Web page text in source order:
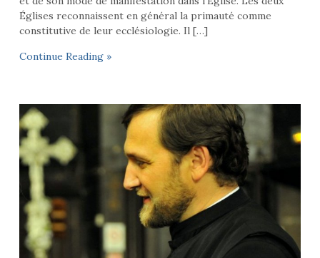
Églises reconnaissent en général la primauté comme
constitutive de leur ecclésiologie. Il […]
Continue Reading »